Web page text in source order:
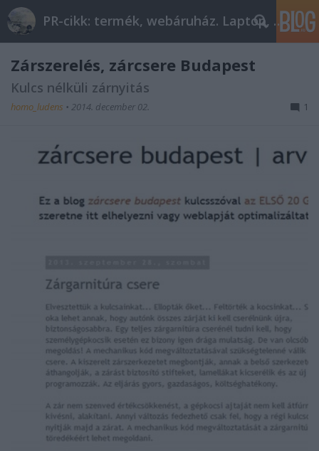
PR-cikk: termék, webáruház. Laptop, telefon
Zárszerelés, zárcsere Budapest
Kulcs nélküli zárnyitás
homo_ludens • 2014. december 02. 1